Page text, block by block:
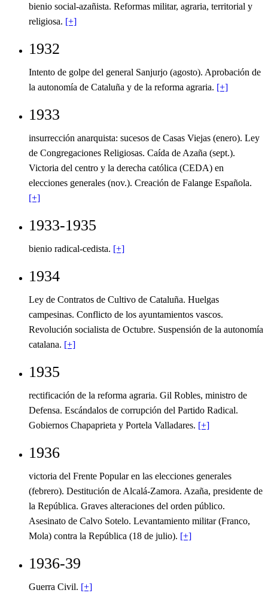
bienio social-azañista. Reformas militar, agraria, territorial y
religiosa. [+]
1932
Intento de golpe del general Sanjurjo (agosto). Aprobación de
la autonomía de Cataluña y de la reforma agraria. [+]
1933
insurrección anarquista: sucesos de Casas Viejas (enero). Ley
de Congregaciones Religiosas. Caída de Azaña (sept.).
Victoria del centro y la derecha católica (CEDA) en
elecciones generales (nov.). Creación de Falange Española.
[+]
1933-1935
bienio radical-cedista. [+]
1934
Ley de Contratos de Cultivo de Cataluña. Huelgas
campesinas. Conflicto de los ayuntamientos vascos.
Revolución socialista de Octubre. Suspensión de la autonomía
catalana. [+]
1935
rectificación de la reforma agraria. Gil Robles, ministro de
Defensa. Escándalos de corrupción del Partido Radical.
Gobiernos Chapaprieta y Portela Valladares. [+]
1936
victoria del Frente Popular en las elecciones generales
(febrero). Destitución de Alcalá-Zamora. Azaña, presidente de
la República. Graves alteraciones del orden público.
Asesinato de Calvo Sotelo. Levantamiento militar (Franco,
Mola) contra la República (18 de julio). [+]
1936-39
Guerra Civil. [+]